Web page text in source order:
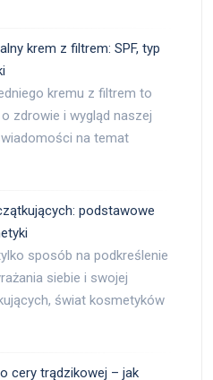
krem z filtrem: SPF, typ
kremu z filtrem to
zdrowie i wygląd naszej
na temat
podstawowe
sposób na podkreślenie
siebie i swojej
świat kosmetyków
cery trądzikowej – jak